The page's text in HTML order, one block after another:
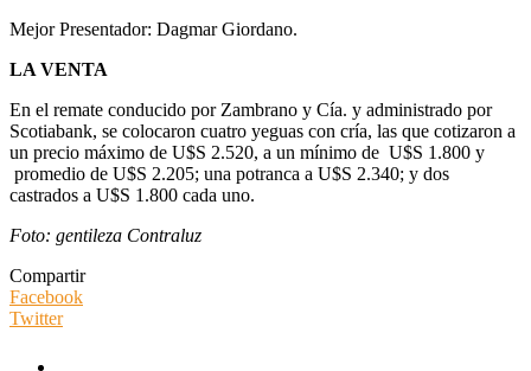
Mejor Presentador: Dagmar Giordano.
LA VENTA
En el remate conducido por Zambrano y Cía. y administrado por
Scotiabank, se colocaron cuatro yeguas con cría, las que cotizaron a
un precio máximo de U$S 2.520, a un mínimo de U$S 1.800 y
promedio de U$S 2.205; una potranca a U$S 2.340; y dos
castrados a U$S 1.800 cada uno.
Foto: gentileza Contraluz
Compartir
Facebook
Twitter